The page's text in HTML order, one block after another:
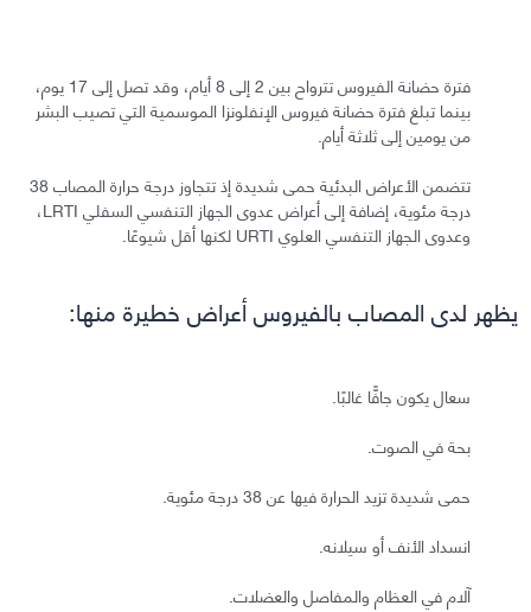
فترة حضانة الفيروس تترواح بين 2 إلى 8 أيام، وقد تصل إلى 17 يوم،
بينما تبلغ فترة حضانة فيروس الإنفلونزا الموسمية التي تصيب البشر
من يومين إلى ثلاثة أيام.
تتضمن الأعراض البدئية حمى شديدة إذ تتجاوز درجة حرارة المصاب 38
درجة مئوية، إضافة إلى أعراض عدوى الجهاز التنفسي السفلي LRTI،
وعدوى الجهاز التنفسي العلوي URTI لكنها أقل شيوعًا.
يظهر لدى المصاب بالفيروس أعراض خطيرة منها:
سعال يكون جافًّا غالبًا.
بحة في الصوت.
حمى شديدة تزيد الحرارة فيها عن 38 درجة مئوية.
انسداد الأنف أو سيلانه.
آلام في العظام والمفاصل والعضلات.